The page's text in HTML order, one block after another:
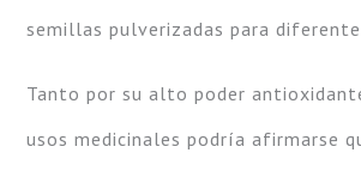
semillas pulverizadas para
Tanto por su alto poder
usos medicinales podría afirmarse